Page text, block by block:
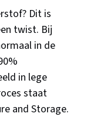
Dit is
twist. Bij
in de
in lege
staat
and Storage.